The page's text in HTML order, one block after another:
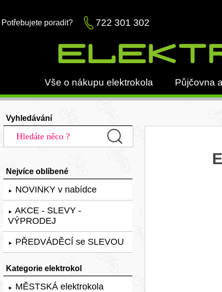
Potřebujete poradit? 722 301 302
Vše o nákupu elektrokola Půjčovna
Vyhledávání
Nejvíce oblíbené
► NOVINKY v nabídce
► AKCE - SLEVY -
VÝPRODEJ
► PŘEDVÁDĚCÍ se SLEVOU
Kategorie elektrokol
► MĚSTSKÁ elektrokola